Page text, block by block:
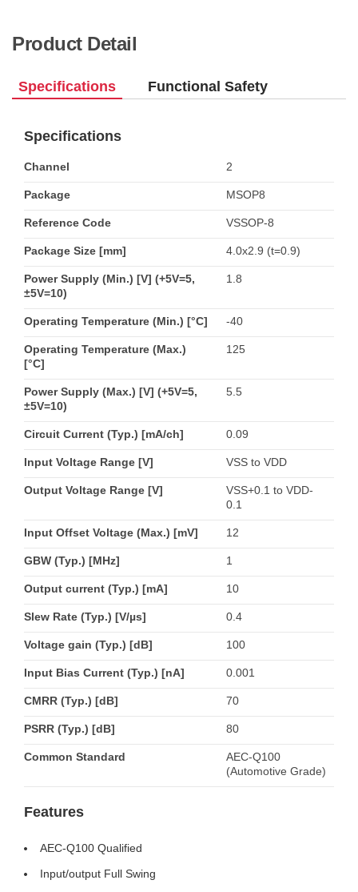
Product Detail
Specifications Functional Safety
Specifications
Channel 2
Package MSOP8
Reference Code VSSOP-8
Package Size [mm] 4.0x2.9 (t=0.9)
Power Supply (Min.) [V] (+5V=5,
±5V=10)
1.8
Operating Temperature (Min.) [°C] -40
Operating Temperature (Max.)
[°C]
125
Power Supply (Max.) [V] (+5V=5,
±5V=10)
5.5
Circuit Current (Typ.) [mA/ch] 0.09
Input Voltage Range [V] VSS to VDD
Output Voltage Range [V]
VSS+0.1 to VDD-
0.1
Input Offset Voltage (Max.) [mV] 12
GBW (Typ.) [MHz] 1
Output current (Typ.) [mA] 10
Slew Rate (Typ.) [V/µs] 0.4
Voltage gain (Typ.) [dB] 100
Input Bias Current (Typ.) [nA] 0.001
CMRR (Typ.) [dB] 70
PSRR (Typ.) [dB] 80
Common Standard
AEC-Q100
(Automotive Grade)
Features
AEC-Q100 Qualified
Input/output Full Swing